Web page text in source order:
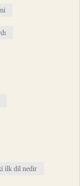
ilk dil nedir